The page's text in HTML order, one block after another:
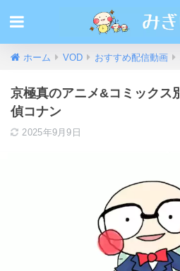
ホーム VOD おすすめ配信動画
京極真のアニメ&コミックス
偵コナン
2025年9月9日